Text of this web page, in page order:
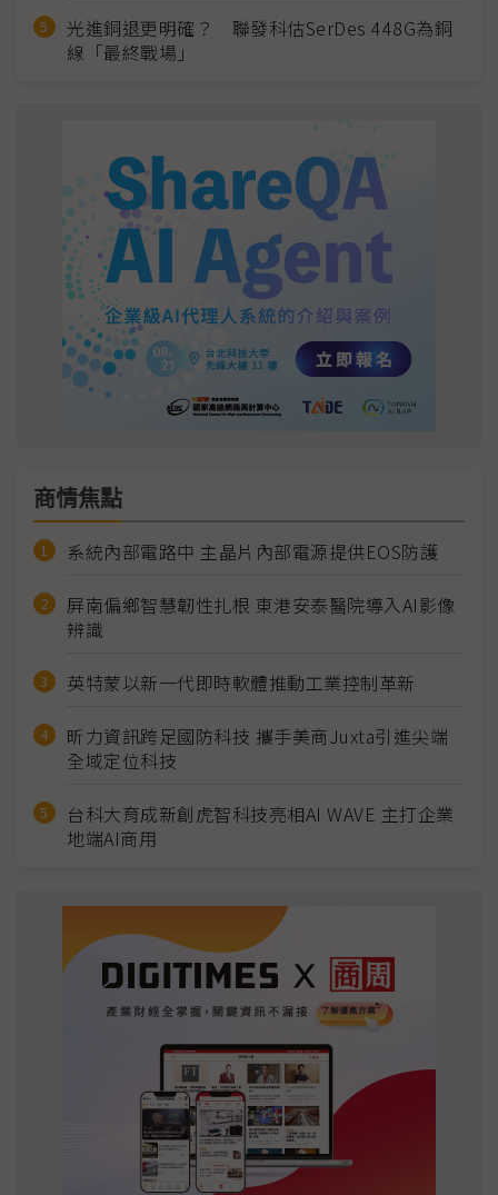
光進銅退更明確？ 聯發科估SerDes 448G為銅
線「最終戰場」
商情焦點
系統內部電路中 主晶片內部電源提供EOS防護
屏南偏鄉智慧韌性扎根 東港安泰醫院導入AI影像
辨識
英特蒙以新一代即時軟體推動工業控制革新
昕力資訊跨足國防科技 攜手美商Juxta引進尖端
全域定位科技
台科大育成新創虎智科技亮相AI WAVE 主打企業
地端AI商用